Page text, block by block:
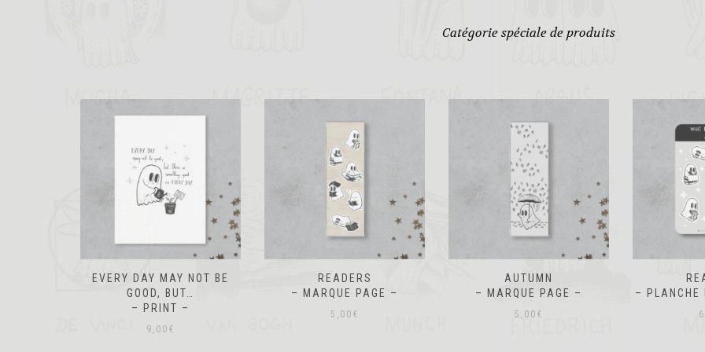
Catégorie spéciale de produits
READERS
– MARQUE PAGE –
5,00 €
AUTUMN
– MARQUE PAGE –
5,00 €
READERS
– PLANCHE DE STICKERS –
6,00 €
METZ
–